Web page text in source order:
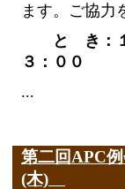
ます。ご協力
と き：１
３：００
...
第二回APC
(木)